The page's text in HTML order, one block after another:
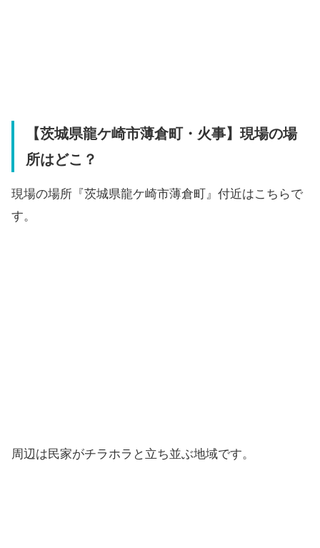
【茨城県龍ケ崎市薄倉町・火事】現場の場
所はどこ？
現場の場所『茨城県龍ケ崎市薄倉町』付近はこちらで
す。
周辺は民家がチラホラと立ち並ぶ地域です。